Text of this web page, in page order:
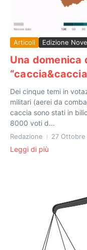
Articoli Edizione
Una domenica
Dei cinque temi in
militari (aerei da
caccia sono stati in
8000 voti d...
Redazione 27
Leggi di più